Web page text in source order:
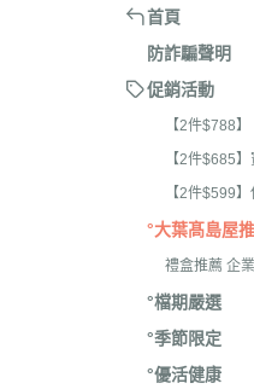
首頁
防詐騙聲明
促銷活動
【2件$788
【2件$685
【2件$599
°大葉髙島屋
禮盒推薦 企
°檔期嚴選
°季節限定
°優活健康